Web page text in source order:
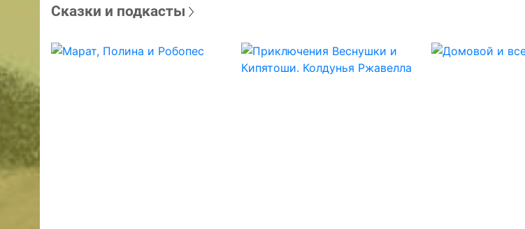
Сказки и подкасты